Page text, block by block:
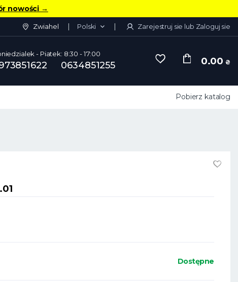
nowości →
Zwiahel Polski Zarejestruj sie lub Zaloguj sie
- Piatek: 8:30 - 17:00
0634851255 0.00 ₴
Pobierz katalog
Dostępne